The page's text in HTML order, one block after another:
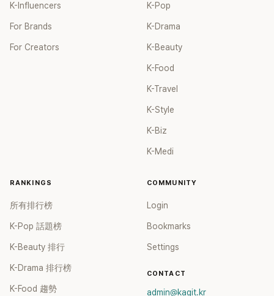
K-Influencers
For Brands
For Creators
K-Pop
K-Drama
K-Beauty
K-Food
K-Travel
K-Style
K-Biz
K-Medi
RANKINGS
所有排行榜
K-Pop 話題榜
K-Beauty 排行
K-Drama 排行榜
K-Food 趨勢
COMMUNITY
Login
Bookmarks
Settings
CONTACT
admin@kagit.kr